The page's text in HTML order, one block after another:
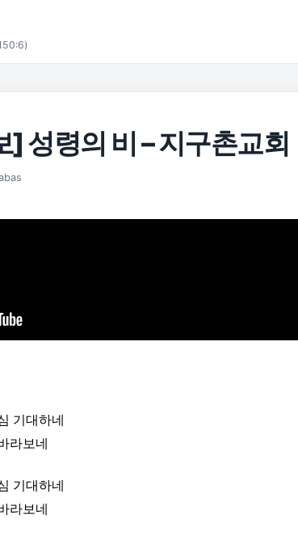
성령의 비 – 지구촌교회
일
기대하네
라보네
기대하네
라보네